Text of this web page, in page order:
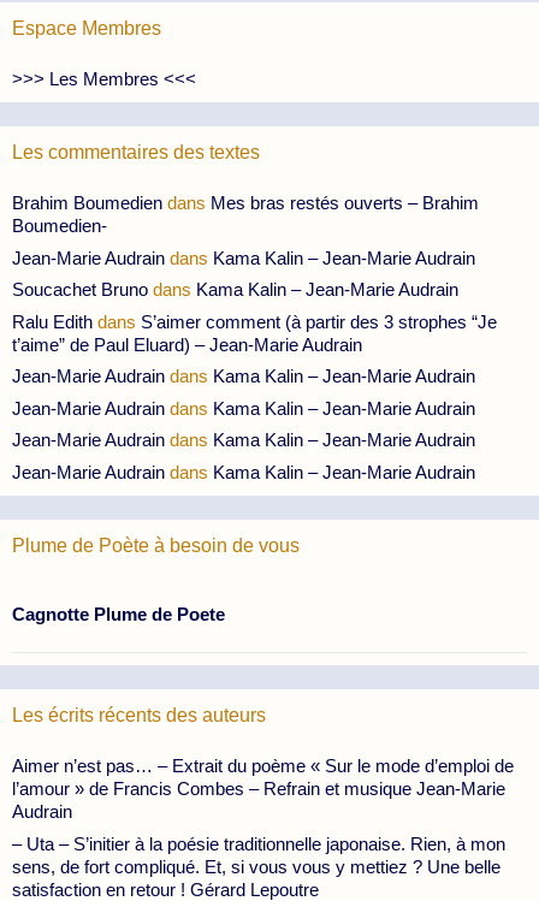
Espace Membres
>>> Les Membres <<<
Les commentaires des textes
Brahim Boumedien dans Mes bras restés ouverts – Brahim
Boumedien-
Jean-Marie Audrain dans Kama Kalin – Jean-Marie Audrain
Soucachet Bruno dans Kama Kalin – Jean-Marie Audrain
Ralu Edith dans S’aimer comment (à partir des 3 strophes “Je
t’aime” de Paul Eluard) – Jean-Marie Audrain
Jean-Marie Audrain dans Kama Kalin – Jean-Marie Audrain
Jean-Marie Audrain dans Kama Kalin – Jean-Marie Audrain
Jean-Marie Audrain dans Kama Kalin – Jean-Marie Audrain
Jean-Marie Audrain dans Kama Kalin – Jean-Marie Audrain
Plume de Poète à besoin de vous
Cagnotte Plume de Poete
Les écrits récents des auteurs
Aimer n’est pas… – Extrait du poème « Sur le mode d’emploi de
l’amour » de Francis Combes – Refrain et musique Jean-Marie
Audrain
– Uta – S’initier à la poésie traditionnelle japonaise. Rien, à mon
sens, de fort compliqué. Et, si vous vous y mettiez ? Une belle
satisfaction en retour ! Gérard Lepoutre